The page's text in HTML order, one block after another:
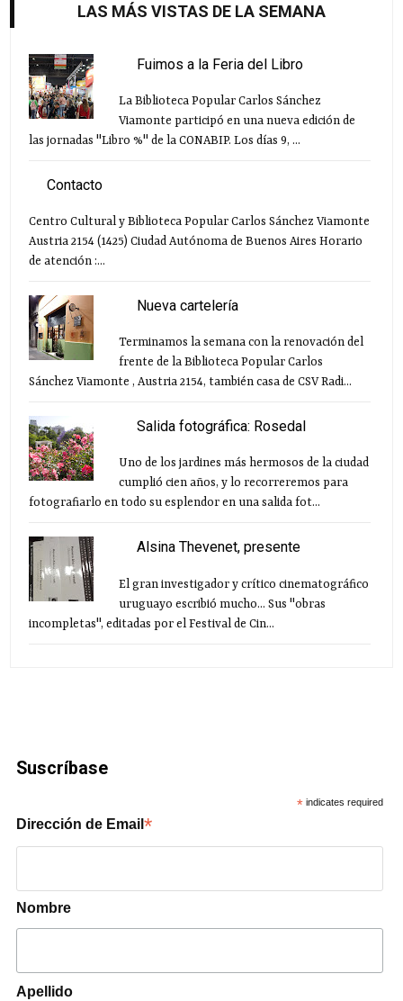
LAS MÁS VISTAS DE LA SEMANA
Fuimos a la Feria del Libro
La Biblioteca Popular Carlos Sánchez
Viamonte participó en una nueva edición de
las jornadas "Libro %" de la CONABIP. Los días 9, ...
Contacto
Centro Cultural y Biblioteca Popular Carlos Sánchez Viamonte
Austria 2154 (1425) Ciudad Autónoma de Buenos Aires Horario
de atención :...
Nueva cartelería
Terminamos la semana con la renovación del
frente de la Biblioteca Popular Carlos
Sánchez Viamonte , Austria 2154, también casa de CSV Radi...
Salida fotográfica: Rosedal
Uno de los jardines más hermosos de la ciudad
cumplió cien años, y lo recorreremos para
fotografiarlo en todo su esplendor en una salida fot...
Alsina Thevenet, presente
El gran investigador y crítico cinematográfico
uruguayo escribió mucho... Sus "obras
incompletas", editadas por el Festival de Cin...
Suscríbase
* indicates required
Dirección de Email*
Nombre
Apellido